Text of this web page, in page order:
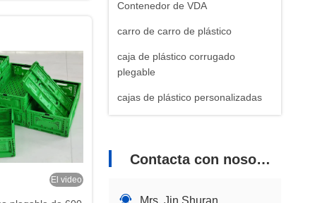
Contenedor de VDA
carro de carro de plástico
caja de plástico corrugado
plegable
cajas de plástico personalizadas
Contacta con nosotros
Mrs. Jin Shuran
El video